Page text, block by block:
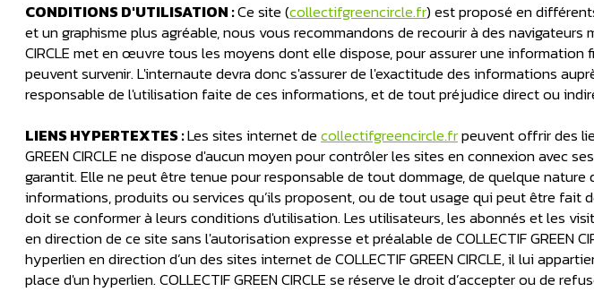
CONDITIONS D'UTILISATION :Ce site (collectifgreencircle.fr) est proposé en
et un graphisme plus agréable, nous vous recommandons de recourir à des navigateurs
CIRCLE met en œuvre tous les moyens dont elle dispose, pour assurer une
peuvent survenir. L'internaute devra donc s'assurer de l'exactitude des informations
responsable de l'utilisation faite de ces informations, et de tout préjudice direct ou
LIENS HYPERTEXTES :Les sites internet decollectifgreencircle.frpeuvent offrir des
GREEN CIRCLE ne dispose d'aucun moyen pour contrôler les sites en connexion
garantit. Elle ne peut être tenue pour responsable de tout dommage, de quelque
informations, produits ou services qu’ils proposent, ou de tout usage qui peut être
doit se conformer à leurs conditions d'utilisation. Les utilisateurs, les abonnés et les
en direction de ce site sans l'autorisation expresse et préalable de COLLECTIF
hyperlien en direction d’un des sites internet de COLLECTIF GREEN CIRCLE, il lui
place d'un hyperlien. COLLECTIF GREEN CIRCLE se réserve le droit d’accepter ou de